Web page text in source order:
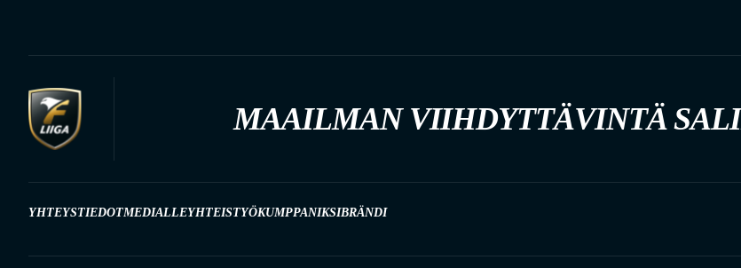
MAAILMAN VIIHDYTTÄVINTÄ
YHTEYSTIEDOTMEDIALLEYHTEISTYÖKUMPPANIKSIBRÄNDI